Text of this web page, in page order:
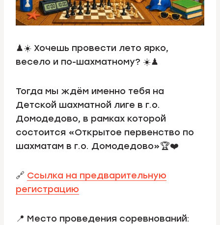
♟☀️ Хочешь провести лето ярко,
весело и по-шахматному? ☀️♟
Тогда мы ждём именно тебя на
Детской шахматной лиге в г.о.
Домодедово, в рамках которой
состоится «Открытое первенство по
шахматам в г.о. Домодедово»🏆❤️
🔗 Ссылка на предварительную
регистрацию
📍 Место проведения соревнований: